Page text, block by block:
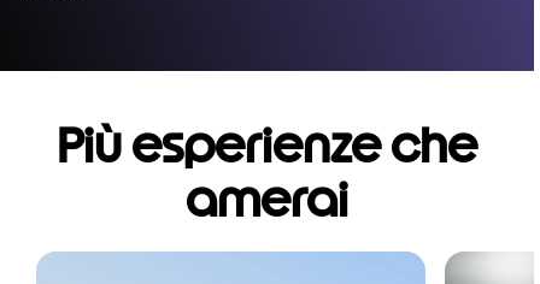
Più esperienze che
amerai